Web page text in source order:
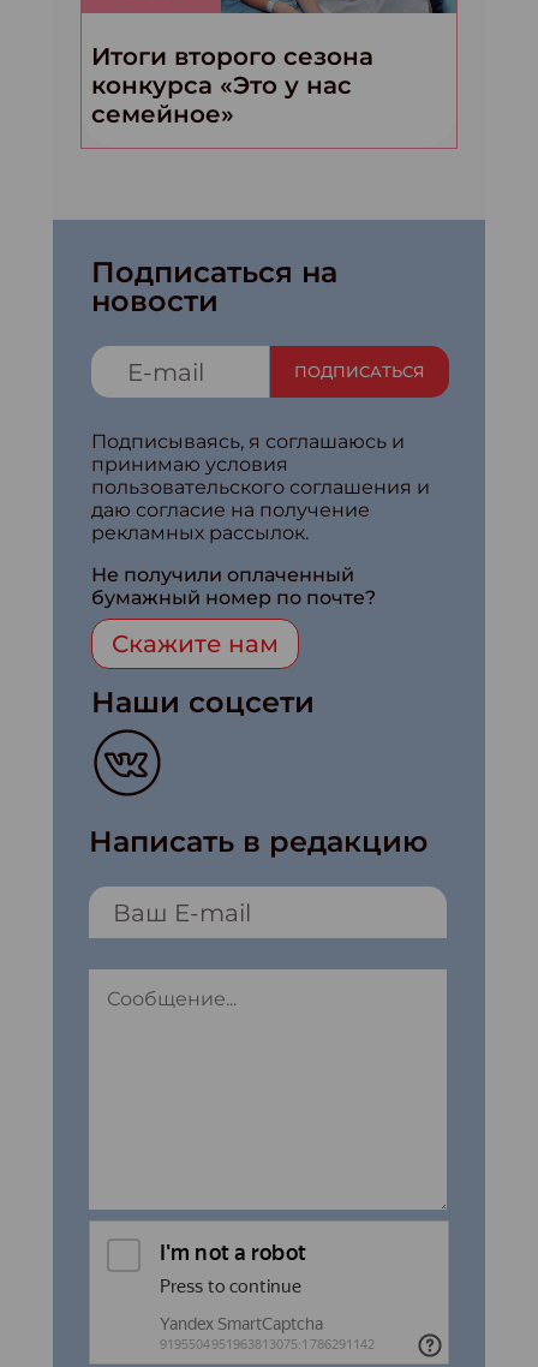
Итоги второго сезона
конкурса «Это у нас
семейное»
Подписаться на
новости
ПОДПИСАТЬСЯ
Подписываясь, я соглашаюсь и
принимаю условия
пользовательского соглашения и
даю согласие на получение
рекламных рассылок.
Не получили оплаченный
бумажный номер по почте?
Скажите нам
Наши соцсети
Написать в редакцию